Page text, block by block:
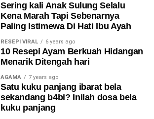
Sering kali Anak Sulung Selalu
Kena Marah Tapi Sebenarnya
Paling Istimewa Di Hati Ibu Ayah
RESEPI VIRAL 6 years ago
10 Resepi Ayam Berkuah Hidangan
Menarik Ditengah hari
AGAMA 7 years ago
Satu kuku panjang ibarat bela
sekandang b4bi? Inilah dosa bela
kuku panjang